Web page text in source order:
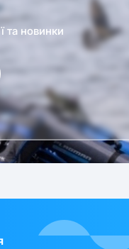
та новинки